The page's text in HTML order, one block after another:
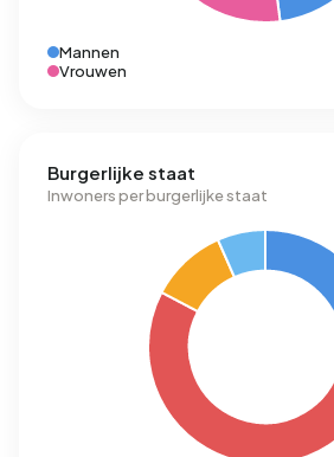
Mannen
Vrouwen
Burgerlijke staat
Inwoners per burgerlijke staat